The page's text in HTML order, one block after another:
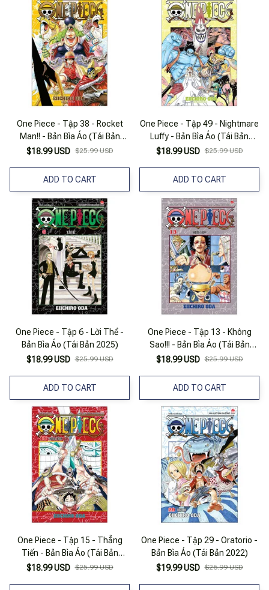
One Piece - Tập 38 - Rocket
Man!! - Bản Bìa Áo (Tái Bản
2025)
$18.99 USD $25.99 USD
ADD TO CART
One Piece - Tập 49 - Nightmare
Luffy - Bản Bìa Áo (Tái Bản
2025)
$18.99 USD $25.99 USD
ADD TO CART
One Piece - Tập 6 - Lời Thề -
Bản Bìa Áo (Tái Bản 2025)
$18.99 USD $25.99 USD
ADD TO CART
One Piece - Tập 13 - Không
Sao!!! - Bản Bìa Áo (Tái Bản
2025)
$18.99 USD $25.99 USD
ADD TO CART
One Piece - Tập 15 - Thẳng
Tiến - Bản Bìa Áo (Tái Bản
2025)
$18.99 USD $25.99 USD
One Piece - Tập 29 - Oratorio -
Bản Bìa Áo (Tái Bản 2022)
$19.99 USD $26.99 USD